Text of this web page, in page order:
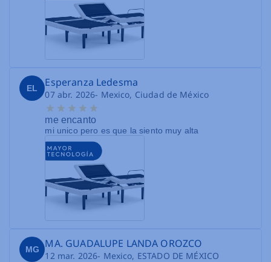
EL Esperanza Ledesma
07 abr. 2026- Mexico, Ciudad de México
me encanto
mi unico pero es que la siento muy alta
MG MA. GUADALUPE LANDA OROZCO
12 mar. 2026- Mexico, ESTADO DE MÉXICO